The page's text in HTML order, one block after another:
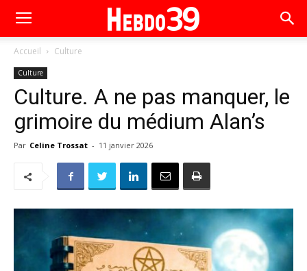
Accueil Culture
Culture
Culture. A ne pas manquer, le
grimoire du médium Alan’s
Par Celine Trossat - 11 janvier 2026